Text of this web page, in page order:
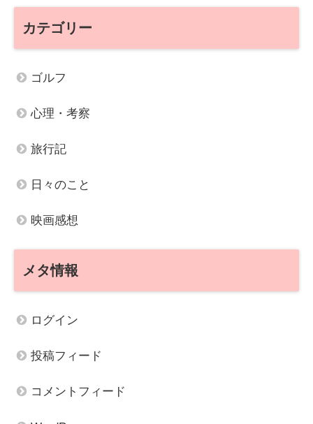
カテゴリー
ゴルフ
心理・考察
旅行記
日々のこと
映画感想
メタ情報
ログイン
投稿フィード
コメントフィード